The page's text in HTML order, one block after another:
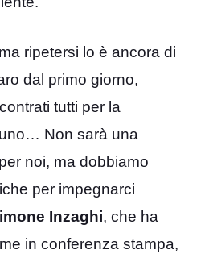
ripetersi lo è ancora di
dal primo giorno,
tutti per la
Non sarà una
noi, ma dobbiamo
per impegnarci
Inzaghi, che ha
in conferenza stampa,